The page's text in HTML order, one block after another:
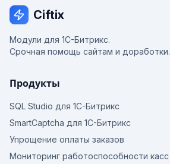
Ciftix
Модули для 1С-Битрикс.
Срочная помощь сайтам и доработки.
Продукты
SQL Studio для 1С-Битрикс
SmartCaptcha для 1С-Битрикс
Упрощение оплаты заказов
Мониторинг работоспособности касс